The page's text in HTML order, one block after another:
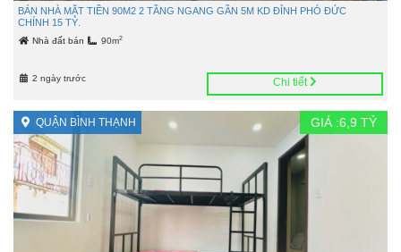
BÁN NHÀ MẶT TIỀN 90M2 2 TẦNG NGANG GẦN 5M KD ĐỈNH PHÓ ĐỨC
CHÍNH 15 TỶ.
Nhà đất bán 90m2
2 ngày trước Chi tiết
QUẬN BÌNH THẠNH GIÁ :6,9 TỶ